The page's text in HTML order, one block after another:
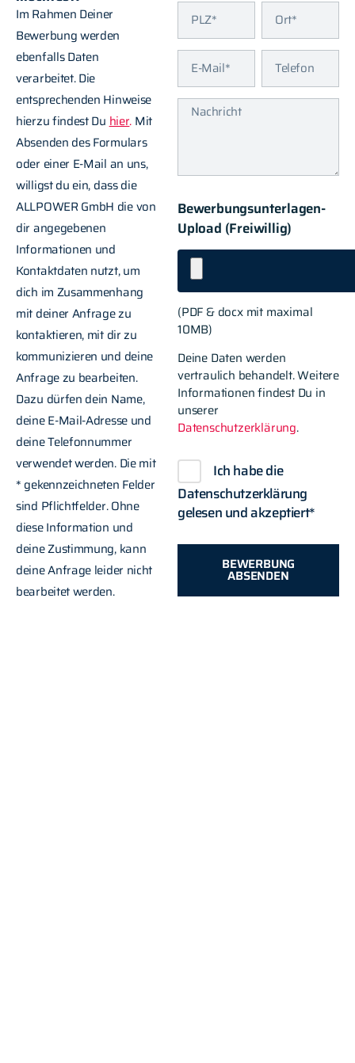
Im Rahmen Deiner
Bewerbung werden
ebenfalls Daten
verarbeitet. Die
entsprechenden Hinweise
hierzu findest Duhier. Mit
Absenden des Formulars
oder einer E-Mail an uns,
willigst du ein, dass die
ALLPOWER GmbH die von
dir angegebenen
Informationen und
Kontaktdaten nutzt, um
dich im Zusammenhang
mit deiner Anfrage zu
kontaktieren, mit dir zu
kommunizieren und deine
Anfrage zu bearbeiten.
Dazu dürfen dein Name,
deine E-Mail-Adresse und
deine Telefonnummer
verwendet werden. Die mit
* gekennzeichneten Felder
sind Pflichtfelder. Ohne
diese Information und
deine Zustimmung, kann
deine Anfrage leider nicht
bearbeitet werden.
Bewerbungsunterlagen-
Upload (Freiwillig)
(PDF & docx mit maximal
10MB)
Deine Daten werden
vertraulich behandelt. Weitere
Informationen findest Du in
unserer
Datenschutzerklärung.
Ich habe die
Datenschutzerklärung
gelesen und akzeptiert*
BEWERBUNG
ABSENDEN